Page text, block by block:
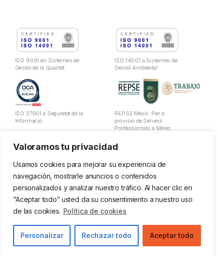
Valoramos tu privacidad
Usamos cookies para mejorar su experiencia de
navegación, mostrarle anuncios o contenidos
personalizados y analizar nuestro tráfico. Al hacer clic en
“Aceptar todo” usted da su consentimiento a nuestro uso
de las cookies. Política de cookies
Personalizar Rechazar todo Aceptar todo
ISO 9001 en Sistemes de
Gestió de la Qualitat.
ISO 14001 a Sistemes de
Gestió Ambiental.
ISO 27001 a Seguretat de la
Informació.
REPSE Mèxic: Per a
provisió de Serveis
Professionals a Mèxic.
Política de Privadesa
Cookies
Política de la Seguretat d'Informació
Política Ges. Qualitat i Ambiental
Política PRL
© 2026 Zemsania SL